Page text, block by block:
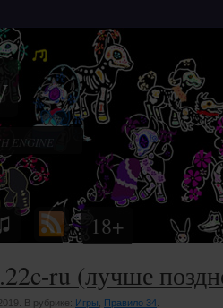
18+
ru (лучше
В рубрике: Игры Правило 34